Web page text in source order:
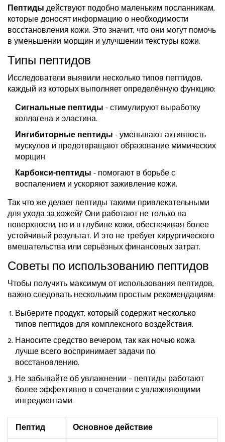
Пептидыдействуют подобно маленьким посланникам,
которые доносят информацию о необходимости
восстановления кожи. Это значит, что они могут помочь
в уменьшении морщин и улучшении текстуры кожи.
Типы пептидов
Исследователи выявили несколько типов пептидов,
каждый из которых выполняет определённую функцию:
Сигнальные пептиды- стимулируют выработку
коллагена и эластина.
Ингибиторные пептиды- уменьшают активность
мускулов и предотвращают образование мимических
морщин.
Карбокси-пептиды- помогают в борьбе с
воспалением и ускоряют заживление кожи.
Так что же делает пептиды такими привлекательными
для ухода за кожей? Они работают не только на
поверхности, но и в глубине кожи, обеспечивая более
устойчивый результат. И это не требует хирургического
вмешательства или серьёзных финансовых затрат.
Советы по использованию пептидов
Чтобы получить максимум от использования пептидов,
важно следовать нескольким простым рекомендациям:
Выберите продукт, который содержит несколько
типов пептидов для комплексного воздействия.
Наносите средство вечером, так как ночью кожа
лучше всего воспринимает задачи по
восстановлению.
Не забывайте об увлажнении – пептиды работают
более эффективно в сочетании с увлажняющими
ингредиентами.
Пептид
Основное действие